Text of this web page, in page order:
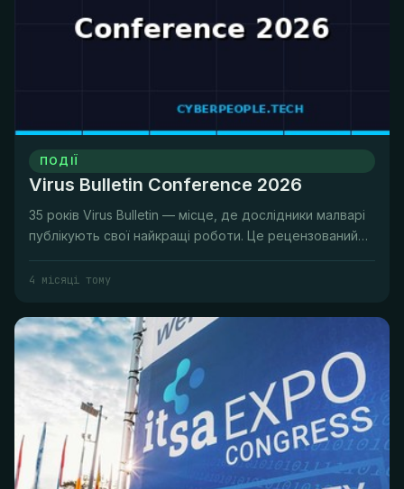
ПОДІЇ
Virus Bulletin Conference 2026
35 років Virus Bulletin — місце, де дослідники малварі
публікують свої найкращі роботи. Це рецензований
4 місяці тому